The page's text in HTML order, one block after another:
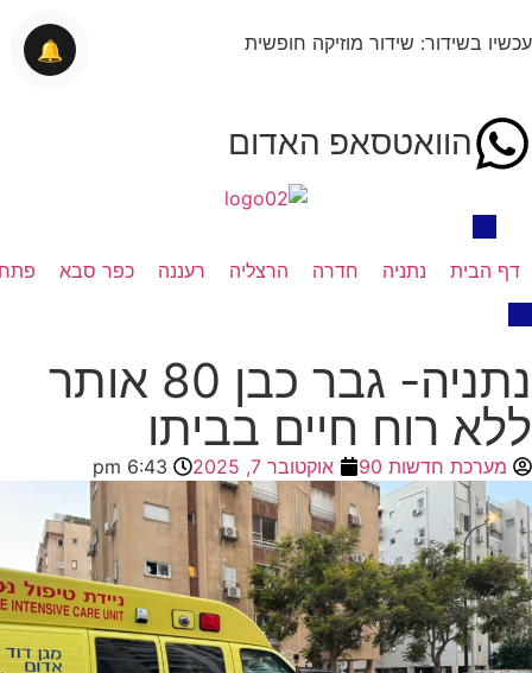
עכשיו בשידור: שידור מוזיקה חופשית
הוואטסאפ האדום
דף הבית נתניה חדרה הרצליה רעננה כפר סבא
נתניה- גבר כבן 80 אותר
ללא רוח חיים בביתו
מערכת חדשות 90 אוקטובר 7, 2025 6:43 pm
🔔